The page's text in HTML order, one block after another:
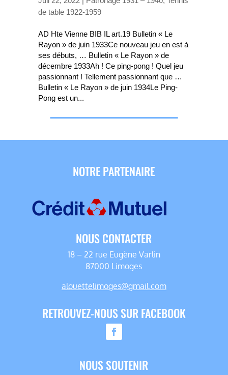
de table 1922-1959
AD Hte Vienne BIB IL art.19 Bulletin « Le
Rayon » de juin 1933Ce nouveau jeu en est à
ses débuts, … Bulletin « Le Rayon » de
décembre 1933Ah ! Ce ping-pong ! Quel jeu
passionnant ! Tellement passionnant que …
Bulletin « Le Rayon » de juin 1934Le Ping-
Pong est un...
NOTRE PARTENAIRE
NOUS CONTACTER
18 – 22 rue Eugène Varlin
87000 Limoges
alouettelimoges@gmail.com
RETROUVEZ-NOUS SUR FACEBOOK
NOUS SOUTENIR